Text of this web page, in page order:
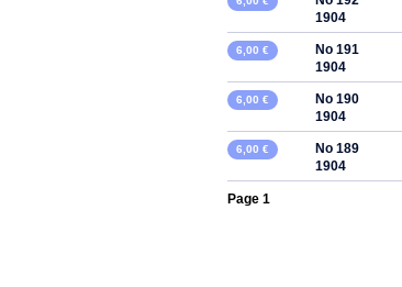
1904
6,00 €
No 191
1904
6,00 €
No 190
1904
6,00 €
No 189
1904
Page 1